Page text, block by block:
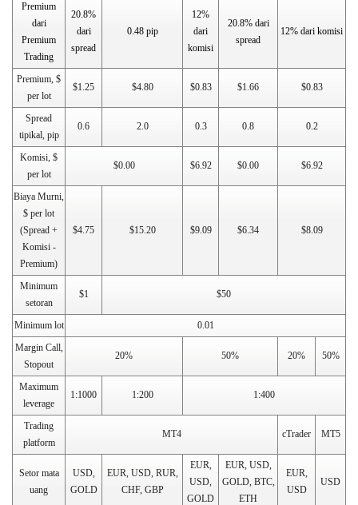
Premium
dari
Premium
Trading
20.8%
dari
spread
0.48 pip
12%
dari
komisi
20.8% dari
spread
12% dari komisi
Premium, $
per lot
$1.25 $4.80 $0.83 $1.66 $0.83
Spread
tipikal, pip
0.6 2.0 0.3 0.8 0.2
Komisi, $
per lot
$0.00 $6.92 $0.00 $6.92
Biaya Murni,
$ per lot
(Spread +
Komisi -
Premium)
$4.75 $15.20 $9.09 $6.34 $8.09
Minimum
setoran
$1 $50
Minimum lot
0.01
Margin Call,
Stopout
20% 50% 20% 50%
Maximum
leverage
1:1000 1:200 1:400
Trading
platform
MT4 cTrader MT5
Setor mata
uang
USD,
GOLD
EUR, USD, RUR,
CHF, GBP
EUR,
USD,
GOLD
EUR, USD,
GOLD, BTC,
ETH
EUR,
USD
USD